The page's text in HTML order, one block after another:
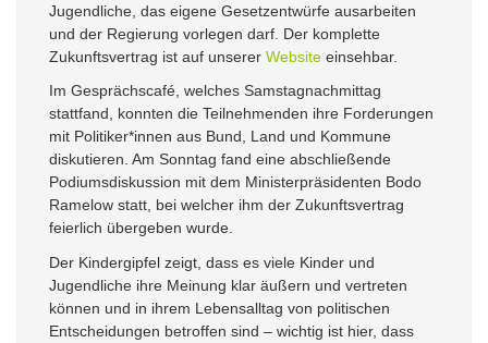
Jugendliche, das eigene Gesetzentwürfe ausarbeiten
und der Regierung vorlegen darf. Der komplette
Zukunftsvertrag ist auf unserer Website einsehbar.
Im Gesprächscafé, welches Samstagnachmittag
stattfand, konnten die Teilnehmenden ihre Forderungen
mit Politiker*innen aus Bund, Land und Kommune
diskutieren. Am Sonntag fand eine abschließende
Podiumsdiskussion mit dem Ministerpräsidenten Bodo
Ramelow statt, bei welcher ihm der Zukunftsvertrag
feierlich übergeben wurde.
Der Kindergipfel zeigt, dass es viele Kinder und
Jugendliche ihre Meinung klar äußern und vertreten
können und in ihrem Lebensalltag von politischen
Entscheidungen betroffen sind – wichtig ist hier, dass